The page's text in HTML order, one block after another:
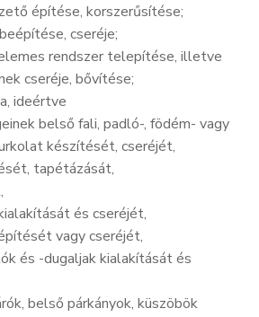
építése, korszerűsítése;
cseréje;
rendszer telepítése, illetve
cseréje, bővítése;
ideértve
belső fali, padló-, födém- vagy
készítését, cseréjét,
tapétázását,
és cseréjét,
vagy cseréjét,
és -dugaljak kialakítását és
belső párkányok, küszöbök